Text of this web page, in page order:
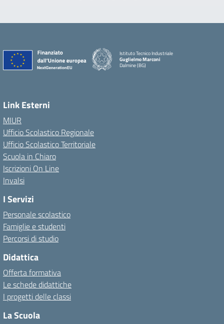
Istituto Tecnico Industriale
Guglielmo Marconi
Dalmine (BG)
Link Esterni
MIUR
Ufficio Scolastico Regionale
Ufficio Scolastico Territoriale
Scuola in Chiaro
Iscrizioni On Line
Invalsi
I Servizi
Personale scolastico
Famiglie e studenti
Percorsi di studio
Didattica
Offerta formativa
Le schede didattiche
I progetti delle classi
La Scuola